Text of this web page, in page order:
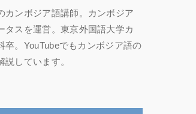
カンボジア語講師。カンボジア
タスを運営。東京外国語大学カ
卒。YouTubeでもカンボジア語の
説しています。